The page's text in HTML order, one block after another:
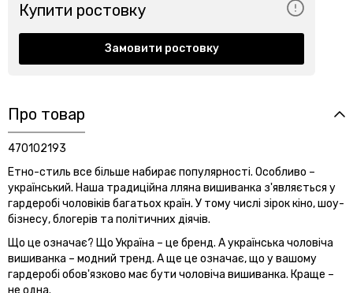
Купити ростовку
Замовити ростовку
Про товар
470102193
Етно-стиль все більше набирає популярності. Особливо –
український. Наша традиційна лляна вишиванка з'являється у
гардеробі чоловіків багатьох країн. У тому числі зірок кіно, шоу-
бізнесу, блогерів та політичних діячів.
Що це означає? Що Україна – це бренд. А українська чоловіча
вишиванка – модний тренд. А ще це означає, що у вашому
гардеробі обов'язково має бути чоловіча вишиванка. Краще –
не одна.